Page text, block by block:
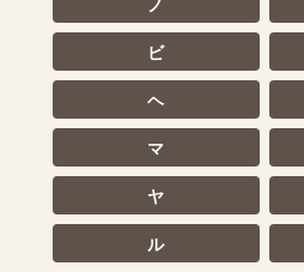
ビ
ヘ
マ
ヤ
ル